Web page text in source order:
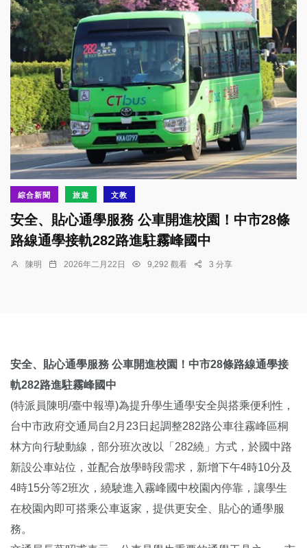
綜合新聞 旅遊 文教
安全、貼心通學服務 公車開進校園！中市28條
路線通學接軌282路進駐霧峰國中
陳明 2026年二月22日 9,292 觀看 3 分享
安全、貼心通學服務 公車開進校園！中市28條路線通學接
軌282路進駐霧峰國中
(特派員陳明/臺中報導)為提升學生通學安全與搭乘便利性，
台中市政府交通局自2月23日起調整282路公車往霧峰區桐
林方向行駛動線，部分班次改以「282繞」方式，於國中路
新設公車站位，並配合放學時段需求，新增下午4時10分及
4時15分等2班次，繞駛進入霧峰國中校園內停靠，讓學生
在校園內即可搭乘公車返家，提供更安全、貼心的通學服
務。